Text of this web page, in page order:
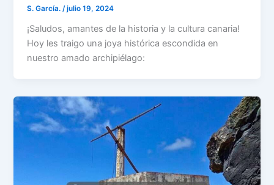
S. García./julio 19, 2024
¡Saludos, amantes de la historia y la cultura canaria!
Hoy les traigo una joya histórica escondida en
nuestro amado archipiélago: